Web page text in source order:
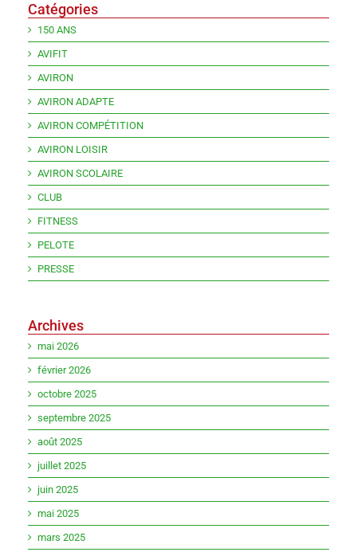
Catégories
150 ANS
AVIFIT
AVIRON
AVIRON ADAPTE
AVIRON COMPÉTITION
AVIRON LOISIR
AVIRON SCOLAIRE
CLUB
FITNESS
PELOTE
PRESSE
Archives
mai 2026
février 2026
octobre 2025
septembre 2025
août 2025
juillet 2025
juin 2025
mai 2025
mars 2025